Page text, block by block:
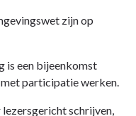
zijn op
is een bijeenkomst
participatie werken.
schrijven,